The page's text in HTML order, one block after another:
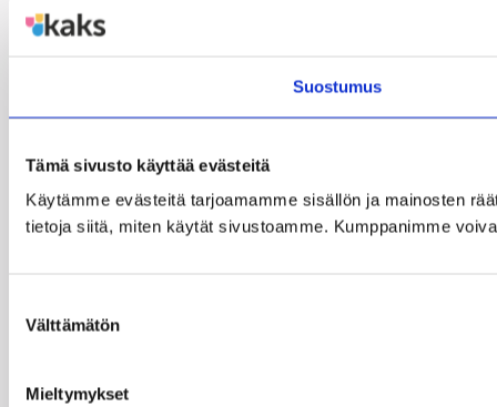
Suostumus
Tämä sivusto käyttää evästeitä
Käytämme evästeitä tarjoamamme sisällön ja mainosten
tietoja siitä, miten käytät sivustoamme. Kumppanimme
valinta
Välttämätön
Mieltymykset